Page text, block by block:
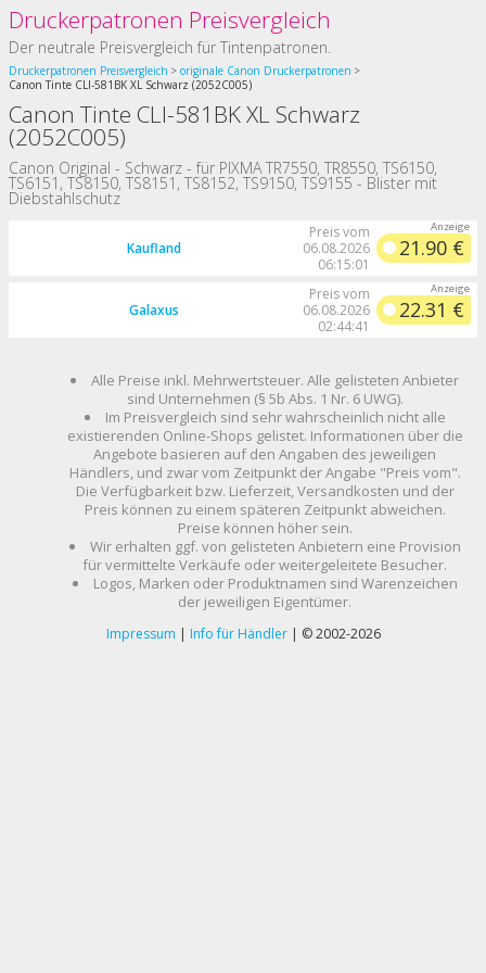
Druckerpatronen Preisvergleich
Der neutrale Preisvergleich für Tintenpatronen.
Druckerpatronen Preisvergleich
originale Canon Druckerpatronen
Canon Tinte CLI-581BK XL Schwarz (2052C005)
Canon Tinte CLI-581BK XL Schwarz
(2052C005)
Canon Original - Schwarz - für PIXMA TR7550, TR8550, TS6150,
TS6151, TS8150, TS8151, TS8152, TS9150, TS9155 - Blister mit
Diebstahlschutz
Kaufland
Preis vom
06.08.2026
06:15:01
21.90 €
Galaxus
Preis vom
06.08.2026
02:44:41
22.31 €
Alle Preise inkl. Mehrwertsteuer. Alle gelisteten Anbieter
sind Unternehmen (§ 5b Abs. 1 Nr. 6 UWG).
Im Preisvergleich sind sehr wahrscheinlich nicht alle
existierenden Online-Shops gelistet. Informationen über die
Angebote basieren auf den Angaben des jeweiligen
Händlers, und zwar vom Zeitpunkt der Angabe "Preis vom".
Die Verfügbarkeit bzw. Lieferzeit, Versandkosten und der
Preis können zu einem späteren Zeitpunkt abweichen.
Preise können höher sein.
Wir erhalten ggf. von gelisteten Anbietern eine Provision
für vermittelte Verkäufe oder weitergeleitete Besucher.
Logos, Marken oder Produktnamen sind Warenzeichen
der jeweiligen Eigentümer.
Impressum | Info für Händler| © 2002-2026